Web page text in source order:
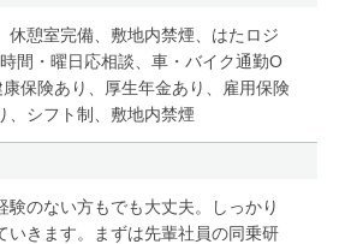
休憩室完備、敷地内禁煙、はたロジ
間・曜日応相談、車・バイク通勤O
保険あり、厚生年金あり、雇用保険
、シフト制、敷地内禁煙
験のない方もでも大丈夫。しっかり
いきます。まずは先輩社員の同乗研